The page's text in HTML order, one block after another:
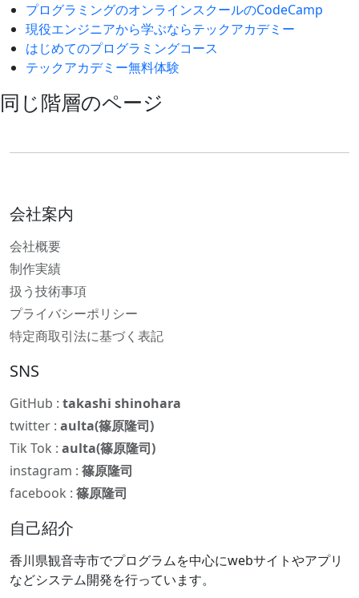
プログラミングのオンラインスクールのCodeCamp
現役エンジニアから学ぶならテックアカデミー
はじめてのプログラミングコース
テックアカデミー無料体験
同じ階層のページ
会社案内
会社概要
制作実績
扱う技術事項
プライバシーポリシー
特定商取引法に基づく表記
SNS
GitHub : takashi shinohara
twitter : aulta(篠原隆司)
Tik Tok : aulta(篠原隆司)
instagram : 篠原隆司
facebook : 篠原隆司
自己紹介
香川県観音寺市でプログラムを中心にwebサイトやアプリ
などシステム開発を行っています。